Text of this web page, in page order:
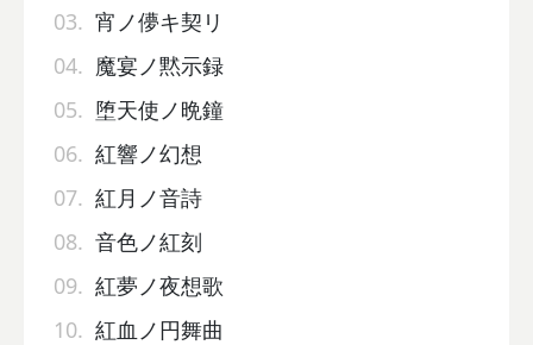
03. 宵ノ儚キ契リ
04. 魔宴ノ黙示録
05. 堕天使ノ晩鐘
06. 紅響ノ幻想
07. 紅月ノ音詩
08. 音色ノ紅刻
09. 紅夢ノ夜想歌
10. 紅血ノ円舞曲